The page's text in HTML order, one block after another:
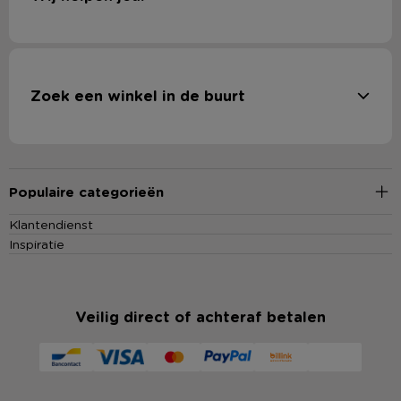
Zoek een winkel in de buurt
Populaire categorieën
Klantendienst
Inspiratie
Veilig direct of achteraf betalen